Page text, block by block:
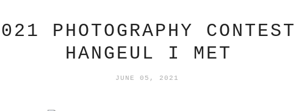
PHOTOGRAPHY
HANGEUL I MET
JUNE 05, 2021